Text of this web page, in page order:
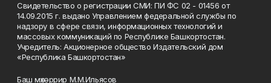
Свидетельство о регистрации СМИ: ПИ ФС 02 - 01456 от
14.09.2015 г. выдано Управлением федеральной службы по
надзору в сфере связи, информационных технологий и
массовых коммуникаций по Республике Башкортостан.
Учредитель: Акционерное общество Издательский дом
«Республика Башкортостан»
Баш мөхәррир М.М.Ильясов